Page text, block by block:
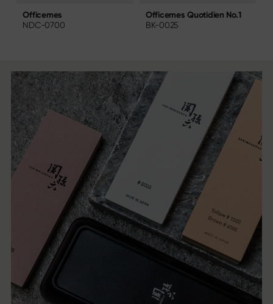
Officemes
NDC-0700
Officemes Quotidien No.1
BK-0025